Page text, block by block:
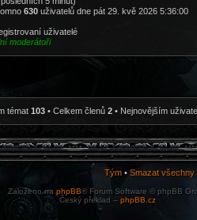
630 uživatelů dne pát 29. kvě 2026 5:36:00
uživatelé
moderátoři
témat 103 • Celkem členů 2 • Nejnovějším
Tým • Smazat
Založeno na phpBB® Forum Software © phpBB
Český překlad – phpBB.cz